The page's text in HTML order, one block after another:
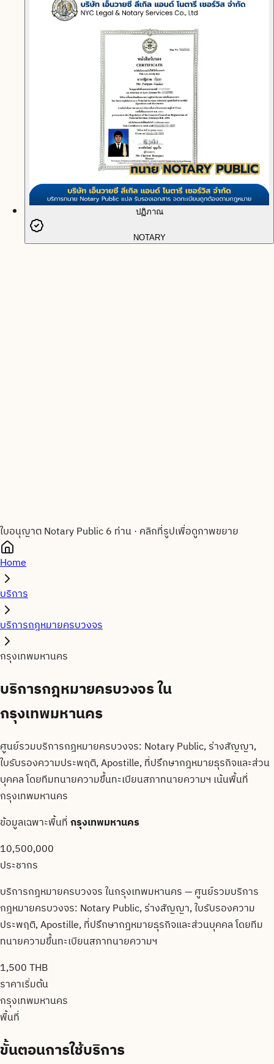
ปฏิภาณ
NOTARY
ใบอนุญาต Notary Public 6 ท่าน· คลิกที่รูปเพื่อดูภาพขยาย
Home
บริการ
บริการกฎหมายครบวงจร
กรุงเทพมหานคร
บริการกฎหมายครบวงจรใน
กรุงเทพมหานคร
ศูนย์รวมบริการกฎหมายครบวงจร: Notary Public, ร่างสัญญา,
ใบรับรองความประพฤติ, Apostille, ที่ปรึกษากฎหมายธุรกิจและส่วน
บุคคล โดยทีมทนายความขึ้นทะเบียนสภาทนายความฯ เน้นพื้นที่
กรุงเทพมหานคร
ข้อมูลเฉพาะพื้นที่กรุงเทพมหานคร
10,500,000
ประชากร
บริการกฎหมายครบวงจร ในกรุงเทพมหานคร — ศูนย์รวมบริการ
กฎหมายครบวงจร: Notary Public, ร่างสัญญา, ใบรับรองความ
ประพฤติ, Apostille, ที่ปรึกษากฎหมายธุรกิจและส่วนบุคคล โดยทีม
ทนายความขึ้นทะเบียนสภาทนายความฯ
1,500 THB
ราคาเริ่มต้น
กรุงเทพมหานคร
พื้นที่
ขั้นตอนการใช้บริการ